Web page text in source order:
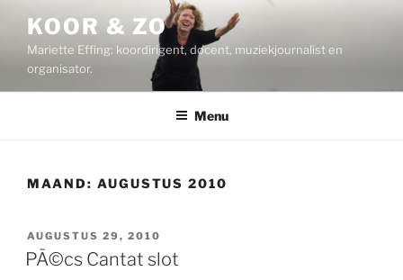
inhoud
KOOR & ZO
Mariette Effing: koordirigent, docent, muziekjournalist en
organisator.
Menu
MAAND: AUGUSTUS 2010
GEPLAATST
OP
AUGUSTUS 29, 2010
PÃ©cs Cantat slot